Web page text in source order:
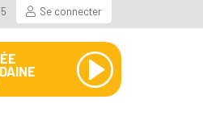
Se connecter